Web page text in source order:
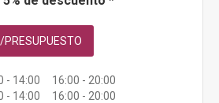
- 14:00 16:00 - 20:00
- 14:00 16:00 - 20:00